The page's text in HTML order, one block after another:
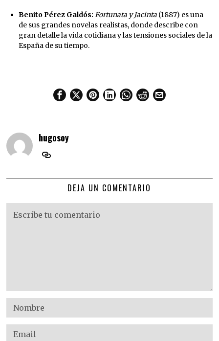
Benito Pérez Galdós: Fortunata y Jacinta(1887) es una
de sus grandes novelas realistas, donde describe con
gran detalle la vida cotidiana y las tensiones sociales de la
España de su tiempo.
hugosoy
DEJA UN COMENTARIO